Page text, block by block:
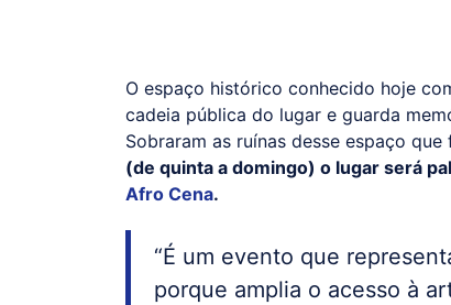
O espaço histórico conhecido hoje
cadeia pública do lugar e guarda
Sobraram as ruínas desse espaço
(de quinta a domingo) o lugar será
Afro Cena.
“É um evento que
porque amplia o acesso à